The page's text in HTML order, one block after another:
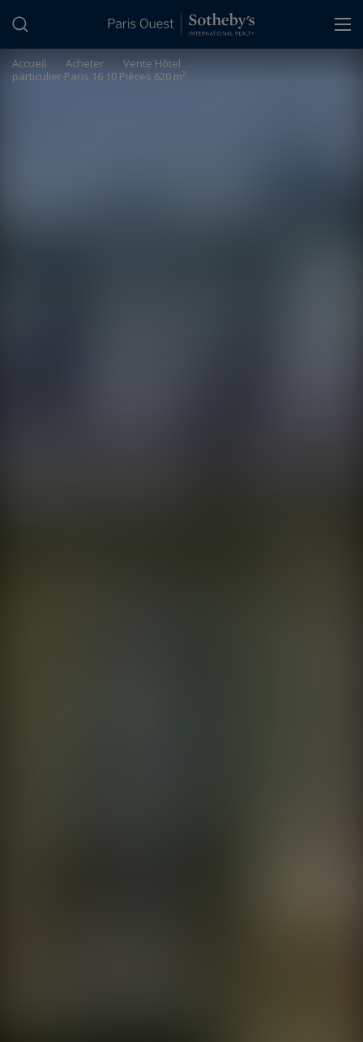
Accueil > Acheter > Vente Hôtel
particulier Paris 16 10 Pièces 620 m²